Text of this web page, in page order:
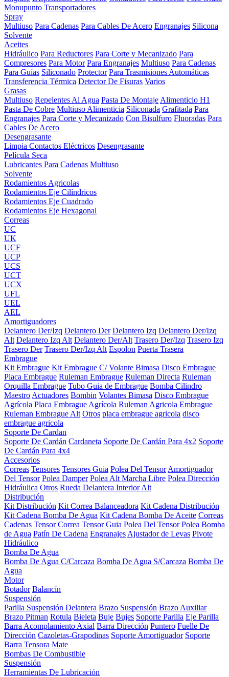
Monupunto Transportadores
Spray
Multiuso Para Cadenas Para Cables De Acero Engranajes Silicona
Solvente
Aceites
Hidráulico Para Reductores Para Corte y Mecanizado Para
Compresores Para Motor Para Engranajes Multiuso Para Cadenas
Para Guías Siliconado Protector Para Trasmisiones Automáticas
Transferencia Térmica Detector De Fisuras Varios
Grasas
Multiuso Repelentes Al Agua Pasta De Montaje Alimenticio H1
Pasta De Cobre Multiuso Alimenticia Siliconada Grafitada Para
Engranajes Para Corte y Mecanizado Con Bisulfuro Fluoradas Para
Cables De Acero
Desengrasante
Limpia Contactos Eléctricos Desengrasante
Película Seca
Lubricantes Para Cadenas Multiuso
Solvente
Rodamientos Agricolas
Rodamientos Eje Cilíndricos
Rodamientos Eje Cuadrado
Rodamientos Eje Hexagonal
Correas
UC
UK
UCF
UCP
UCS
UCT
UCX
UFL
UEL
AEL
Amortiguadores
Delantero Der/Izq Delantero Der Delantero Izq Delantero Der/Izq
Alt Delantero Izq Alt Delantero Der/Alt Trasero Der/Izq Trasero Izq
Trasero Der Trasero Der/Izq Alt Espolon Puerta Trasera
Embrague
Kit Embrague Kit Embrague C/ Volante Bimasa Disco Embrague
Placa Embrague Ruleman Embrague Ruleman Directa Ruleman
Orquilla Embrague Tubo Guia de Embrague Bomba Cilindro
Maestro Actuadores Bombin Volantes Bimasa Disco Embrague
Agrícola Placa Embrague Agrícola Ruleman Agricola Embrague
Ruleman Embrague Alt Otros placa embrague agricola disco
embrague agricola
Soporte De Cardan
Soporte De Cardán Cardaneta Soporte De Cardán Para 4x2 Soporte
De Cardán Para 4x4
Accesorios
Correas Tensores Tensores Guia Polea Del Tensor Amortiguador
Del Tensor Polea Damper Polea Alt Marcha Libre Polea Dirección
Hidráulica Otros Rueda Delantera Interior Alt
Distribución
Kit Distribución Kit Correa Balanceadora Kit Cadena Distribución
Kit Cadena Bomba De Agua Kit Cadena Bomba De Aceite Correas
Cadenas Tensor Correa Tensor Guia Polea Del Tensor Polea Bomba
de Agua Patín De Cadena Engranajes Ajustador de Levas Pivote
Hidráulico
Bomba De Agua
Bomba De Agua C/Carcaza Bomba De Agua S/Carcaza Bomba De
Agua
Motor
Botador Balancín
Suspensión
Parilla Suspensión Delantera Brazo Suspensión Brazo Auxiliar
Brazo Pitman Rotula Bieleta Buje Bujes Soporte Parilla Eje Parilla
Barra Acomplamiento Axial Barra Dirección Puntero Fuelle De
Dirección Cazoletas-Grapodinas Soporte Amortiguador Soporte
Barra Tensora Mate
Bombas De Combustible
Suspensión
Herramientas De Lubricación